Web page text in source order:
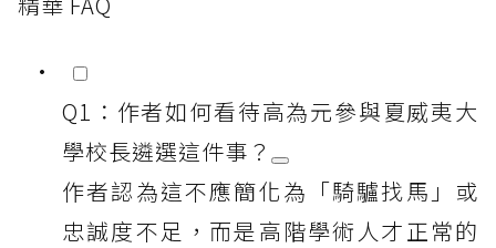
Q1：作者如何看待高為元參與夏威夷大
學校長遴選這件事？
作者認為這不應簡化為「騎驢找馬」或
忠誠度不足，而是高階學術人才正常的